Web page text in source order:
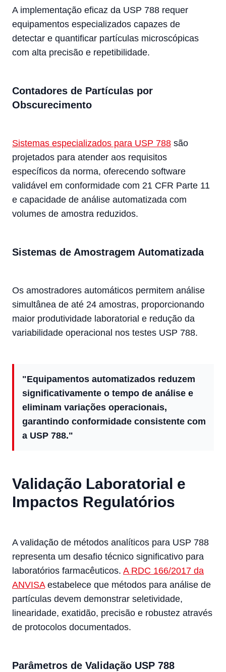
A implementação eficaz da USP 788 requer
equipamentos especializados capazes de
detectar e quantificar partículas microscópicas
com alta precisão e repetibilidade.
Contadores de Partículas por
Obscurecimento
Sistemas especializados para USP 788 são
projetados para atender aos requisitos
específicos da norma, oferecendo software
validável em conformidade com 21 CFR Parte 11
e capacidade de análise automatizada com
volumes de amostra reduzidos.
Sistemas de Amostragem Automatizada
Os amostradores automáticos permitem análise
simultânea de até 24 amostras, proporcionando
maior produtividade laboratorial e redução da
variabilidade operacional nos testes USP 788.
"Equipamentos automatizados reduzem
significativamente o tempo de análise e
eliminam variações operacionais,
garantindo conformidade consistente com
a USP 788."
Validação Laboratorial e
Impactos Regulatórios
A validação de métodos analíticos para USP 788
representa um desafio técnico significativo para
laboratórios farmacêuticos. A RDC 166/2017 da
ANVISAestabelece que métodos para análise de
partículas devem demonstrar seletividade,
linearidade, exatidão, precisão e robustez através
de protocolos documentados.
Parâmetros de Validação USP 788